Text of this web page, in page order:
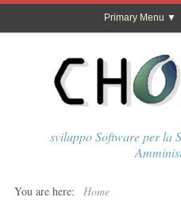
Primary Menu
sviluppo Software per la
You are here: Home